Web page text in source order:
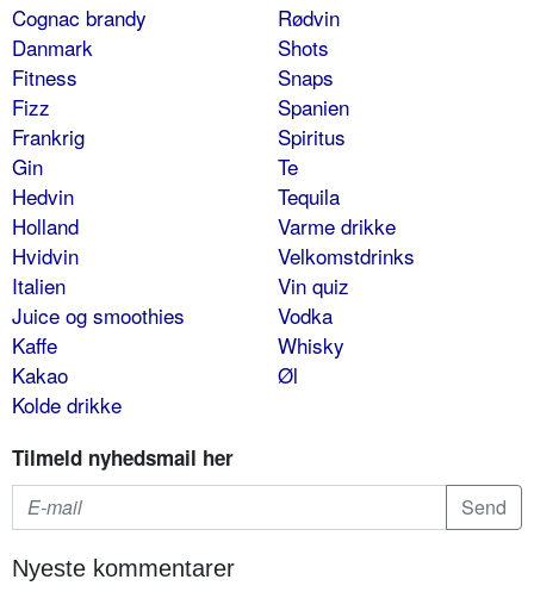
Cognac brandy
Danmark
Fitness
Fizz
Frankrig
Gin
Hedvin
Holland
Hvidvin
Italien
Juice og smoothies
Kaffe
Kakao
Kolde drikke
Rødvin
Shots
Snaps
Spanien
Spiritus
Te
Tequila
Varme drikke
Velkomstdrinks
Vin quiz
Vodka
Whisky
Øl
Tilmeld nyhedsmail her
Nyeste kommentarer